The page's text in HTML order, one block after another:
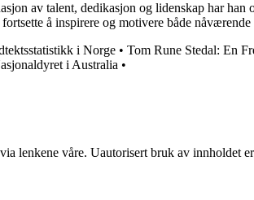
av talent, dedikasjon og lidenskap har han
å inspirere og motivere både nåværende
i Norge • Tom Rune Stedal: En
i Australia •
lenkene våre. Uautorisert bruk av innholdet